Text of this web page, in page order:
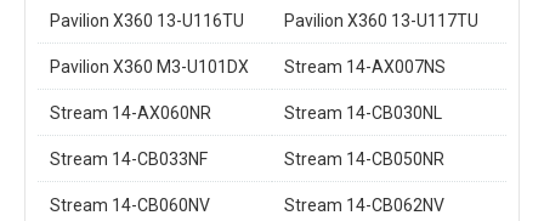
Pavilion X360 13-U116TU Pavilion X360 13-U117TU
Pavilion X360 M3-U101DX Stream 14-AX007NS
Stream 14-AX060NR Stream 14-CB030NL
Stream 14-CB033NF Stream 14-CB050NR
Stream 14-CB060NV Stream 14-CB062NV